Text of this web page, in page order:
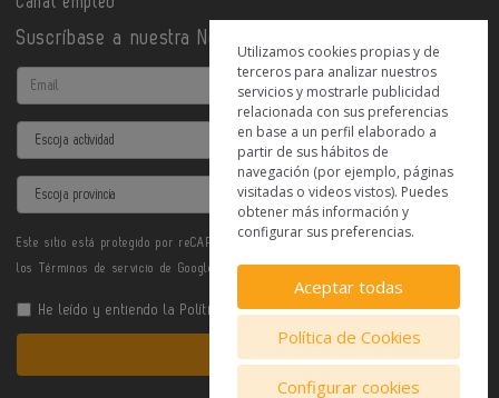
Suscríbase a nuestra Newsletter
Email
Actividad
Provincia
Este sitio está protegido por reCAPTCHA y se aplican la
los Términos de servicio de Google.
He leído y entiendo la Política de Privacidad
Enviar
Utilizamos cookies propias y de
terceros para analizar nuestros
servicios y mostrarle publicidad
relacionada con sus preferencias
en base a un perfil elaborado a
partir de sus hábitos de
navegación (por ejemplo, páginas
visitadas o videos vistos). Puedes
obtener más información y
configurar sus preferencias.
Aceptar todas
Política de Cookies
Configurar cookies